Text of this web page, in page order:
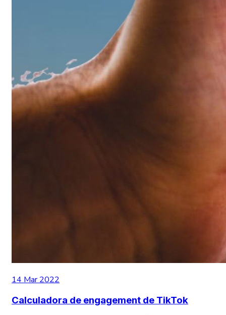
14 Mar 2022
Calculadora de engagement de TikTok